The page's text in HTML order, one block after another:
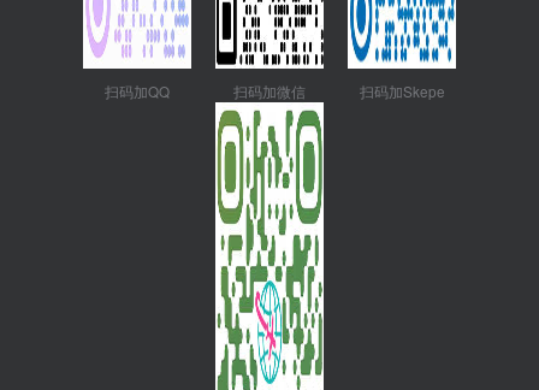
扫码加QQ 扫码加微信 扫码加Skepe